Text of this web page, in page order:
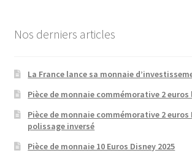
Nos derniers articles
La France lance sa monnaie
Pièce de monnaie commémorative 2
Pièce de monnaie commémorative 2
polissage inversé
Pièce de monnaie 10 Euros Disney 2025